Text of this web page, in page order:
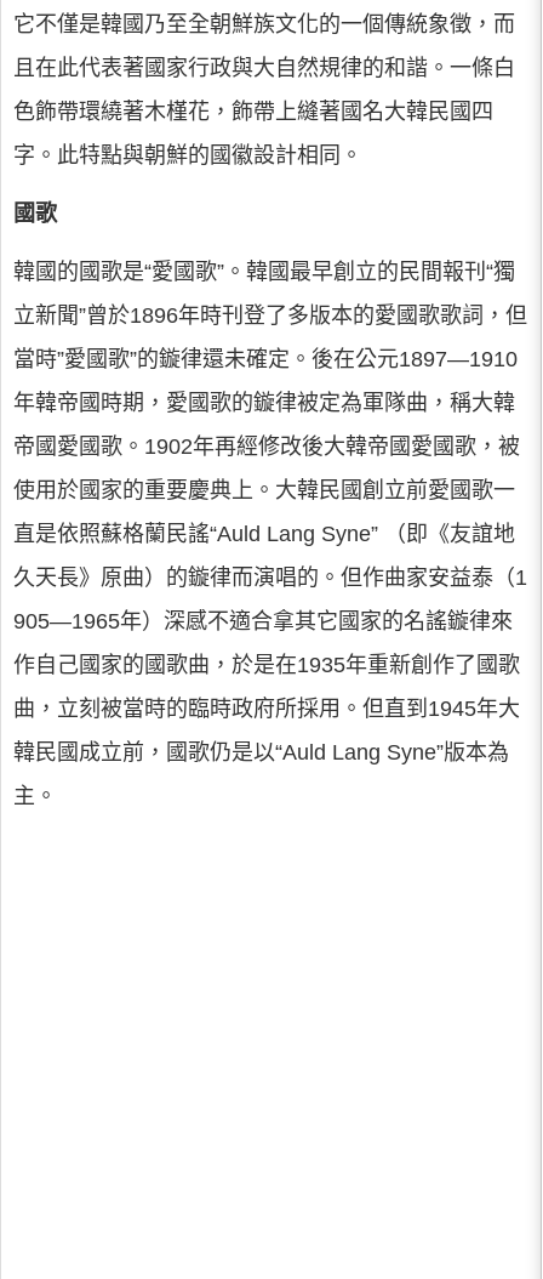
它不僅是韓國乃至全朝鮮族文化的一個傳統象徵，而
且在此代表著國家行政與大自然規律的和諧。一條白
色飾帶環繞著木槿花，飾帶上縫著國名大韓民國四
字。此特點與朝鮮的國徽設計相同。
國歌
韓國的國歌是“愛國歌”。韓國最早創立的民間報刊“獨
立新聞”曾於1896年時刊登了多版本的愛國歌歌詞，但
當時”愛國歌”的鏇律還未確定。後在公元1897—1910
年韓帝國時期，愛國歌的鏇律被定為軍隊曲，稱大韓
帝國愛國歌。1902年再經修改後大韓帝國愛國歌，被
使用於國家的重要慶典上。大韓民國創立前愛國歌一
直是依照蘇格蘭民謠“Auld Lang Syne” （即《友誼地
久天長》原曲）的鏇律而演唱的。但作曲家安益泰（1
905—1965年）深感不適合拿其它國家的名謠鏇律來
作自己國家的國歌曲，於是在1935年重新創作了國歌
曲，立刻被當時的臨時政府所採用。但直到1945年大
韓民國成立前，國歌仍是以“Auld Lang Syne”版本為
主。